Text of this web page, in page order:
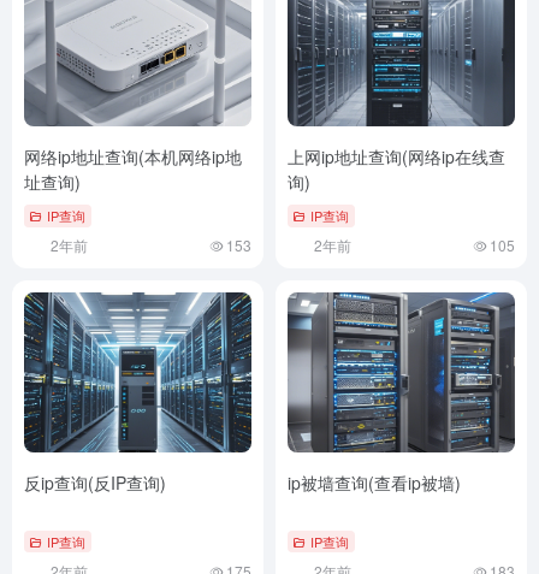
网络ip地址查询(本机网络ip地
址查询)
IP查询
2年前 153
上网ip地址查询(网络ip在线查
询)
IP查询
2年前 105
反ip查询(反IP查询)
IP查询
ip被墙查询(查看ip被墙)
IP查询